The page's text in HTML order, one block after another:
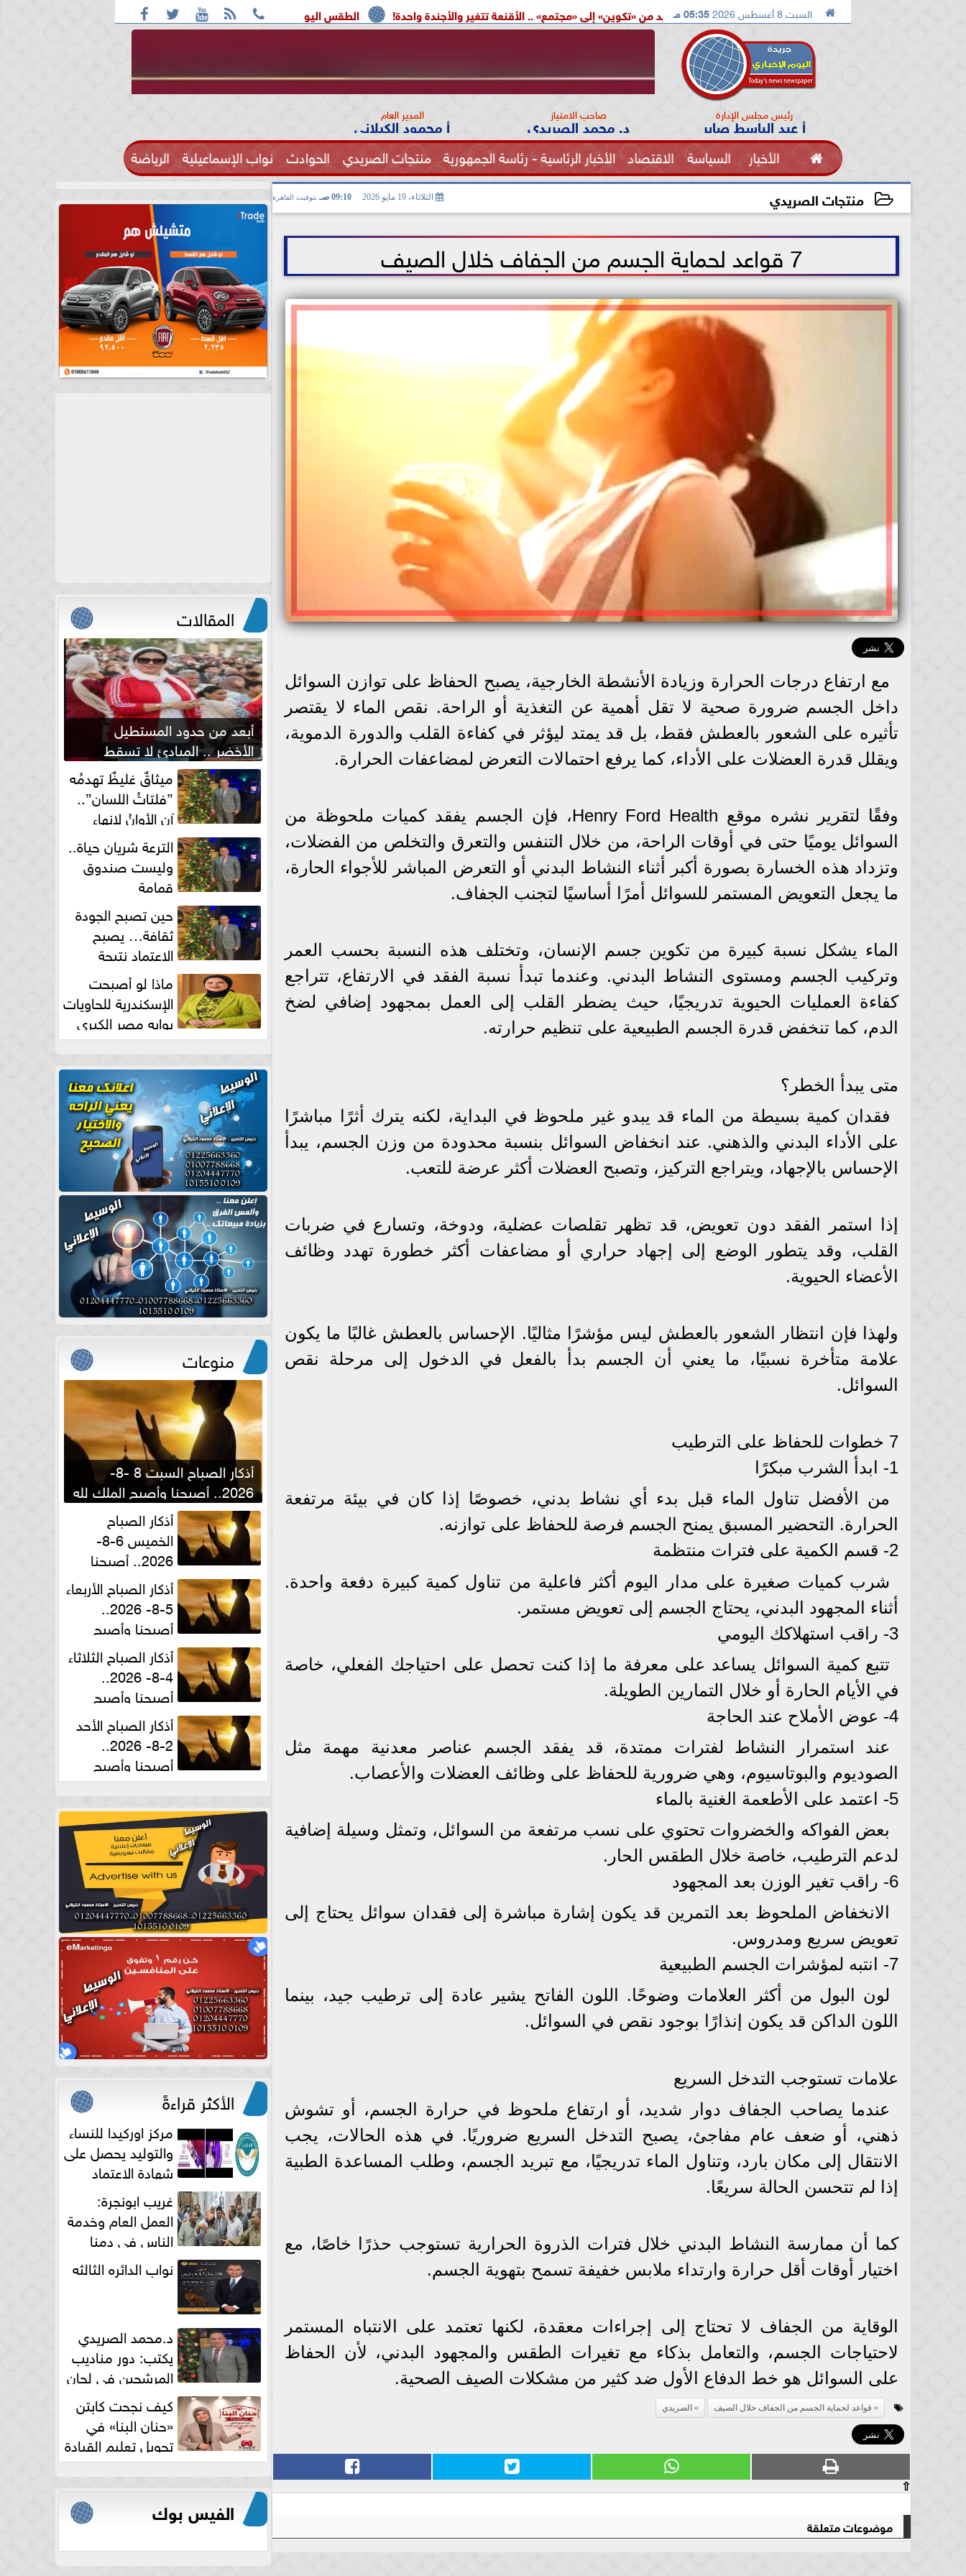
      السبت 8 أغسطس 2026 05:35 مـ الطقس اليوم.. شديد الحرارة بأغلب الأنحاء ورطوبة والمحسوسة بالقاهرة 38 درجة الدكتور محمد الصريدي يكشف المخطط الجديد من «تكوين» إلى «مجتمع» .. الأقنعة تتغير والأجندة واحدة!
رئيس مجلس الإدارة
أ عبد الباسط صابر صاحب الامتياز
د. محمد الصريدي المدير العام
أ محمود الكيلاني
 الأخبار السياسة الاقتصاد الأخبار الرئاسية - رئاسة الجمهورية منتجات الصريدي الحوادث نواب الإسماعيلية الرياضة
الفنون الصحة منتجات الصريدي الثلاثاء، 19 مايو 2026 09:10 صـ بتوقيت القاهرة
7 قواعد لحماية الجسم من الجفاف خلال الصيف
مع ارتفاع درجات الحرارة وزيادة الأنشطة الخارجية، يصبح الحفاظ على توازن السوائل
داخل الجسم ضرورة صحية لا تقل أهمية عن التغذية أو الراحة. نقص الماء لا يقتصر
تأثيره على الشعور بالعطش فقط، بل قد يمتد ليؤثر في كفاءة القلب والدورة الدموية،
ويقلل قدرة العضلات على الأداء، كما يرفع احتمالات التعرض لمضاعفات الحرارة.
وفقًا لتقرير نشره موقع Henry Ford Health، فإن الجسم يفقد كميات ملحوظة من
السوائل يوميًا حتى في أوقات الراحة، من خلال التنفس والتعرق والتخلص من الفضلات،
وتزداد هذه الخسارة بصورة أكبر أثناء النشاط البدني أو التعرض المباشر للأجواء الحارة،
ما يجعل التعويض المستمر للسوائل أمرًا أساسيًا لتجنب الجفاف.
الماء يشكل نسبة كبيرة من تكوين جسم الإنسان، وتختلف هذه النسبة بحسب العمر
وتركيب الجسم ومستوى النشاط البدني. وعندما تبدأ نسبة الفقد في الارتفاع، تتراجع
كفاءة العمليات الحيوية تدريجيًا، حيث يضطر القلب إلى العمل بمجهود إضافي لضخ
الدم، كما تنخفض قدرة الجسم الطبيعية على تنظيم حرارته.
متى يبدأ الخطر؟
فقدان كمية بسيطة من الماء قد يبدو غير ملحوظ في البداية، لكنه يترك أثرًا مباشرًا
على الأداء البدني والذهني. عند انخفاض السوائل بنسبة محدودة من وزن الجسم، يبدأ
الإحساس بالإجهاد، ويتراجع التركيز، وتصبح العضلات أكثر عرضة للتعب.
إذا استمر الفقد دون تعويض، قد تظهر تقلصات عضلية، ودوخة، وتسارع في ضربات
القلب، وقد يتطور الوضع إلى إجهاد حراري أو مضاعفات أكثر خطورة تهدد وظائف
الأعضاء الحيوية.
ولهذا فإن انتظار الشعور بالعطش ليس مؤشرًا مثاليًا. الإحساس بالعطش غالبًا ما يكون
علامة متأخرة نسبيًا، ما يعني أن الجسم بدأ بالفعل في الدخول إلى مرحلة نقص
السوائل.
7 خطوات للحفاظ على الترطيب
1- ابدأ الشرب مبكرًا
من الأفضل تناول الماء قبل بدء أي نشاط بدني، خصوصًا إذا كان في بيئة مرتفعة
الحرارة. التحضير المسبق يمنح الجسم فرصة للحفاظ على توازنه.
2- قسم الكمية على فترات منتظمة
شرب كميات صغيرة على مدار اليوم أكثر فاعلية من تناول كمية كبيرة دفعة واحدة.
أثناء المجهود البدني، يحتاج الجسم إلى تعويض مستمر.
3- راقب استهلاكك اليومي
تتبع كمية السوائل يساعد على معرفة ما إذا كنت تحصل على احتياجك الفعلي، خاصة
في الأيام الحارة أو خلال التمارين الطويلة.
4- عوض الأملاح عند الحاجة
عند استمرار النشاط لفترات ممتدة، قد يفقد الجسم عناصر معدنية مهمة مثل
الصوديوم والبوتاسيوم، وهي ضرورية للحفاظ على وظائف العضلات والأعصاب.
5- اعتمد على الأطعمة الغنية بالماء
بعض الفواكه والخضروات تحتوي على نسب مرتفعة من السوائل، وتمثل وسيلة إضافية
لدعم الترطيب، خاصة خلال الطقس الحار.
6- راقب تغير الوزن بعد المجهود
الانخفاض الملحوظ بعد التمرين قد يكون إشارة مباشرة إلى فقدان سوائل يحتاج إلى
تعويض سريع ومدروس.
7- انتبه لمؤشرات الجسم الطبيعية
لون البول من أكثر العلامات وضوحًا. اللون الفاتح يشير عادة إلى ترطيب جيد، بينما
اللون الداكن قد يكون إنذارًا بوجود نقص في السوائل.
علامات تستوجب التدخل السريع
عندما يصاحب الجفاف دوار شديد، أو ارتفاع ملحوظ في حرارة الجسم، أو تشوش
ذهني، أو ضعف عام مفاجئ، يصبح التدخل السريع ضروريًا. في هذه الحالات، يجب
الانتقال إلى مكان بارد، وتناول الماء تدريجيًا، مع تبريد الجسم، وطلب المساعدة الطبية
إذا لم تتحسن الحالة سريعًا.
كما أن ممارسة النشاط البدني خلال فترات الذروة الحرارية تستوجب حذرًا خاصًا، مع
اختيار أوقات أقل حرارة وارتداء ملابس خفيفة تسمح بتهوية الجسم.
الوقاية من الجفاف لا تحتاج إلى إجراءات معقدة، لكنها تعتمد على الانتباه المستمر
لاحتياجات الجسم، والتعامل بذكاء مع تغيرات الطقس والمجهود البدني، لأن الحفاظ
على السوائل هو خط الدفاع الأول ضد كثير من مشكلات الصيف الصحية.
قواعد لحماية الجسم من الجفاف خلال الصيف الصريدي
⇧
موضوعات متعلقة
المقالات
أبعد من حدود المستطيل
الأخضر .. المبادئ لا تسقط
بصفارة الحكم ميثاقٌ غليظٌ تهدمُه
”فلتاتُ اللسان”..
آن الأوانُ لإنهاءِ
فوضى الطلاق الشفهي!الترعة شريان حياة..
وليست صندوق
قمامة
حين تصبح الجودة
ثقافة… يصبح
الاعتماد نتيجة
طبيعية
ماذا لو أصبحت
الإسكندرية للحاويات
بوابه مصر الكبري
للتجارة العالمية بقلم د...
منوعات
أذكار الصباح السبت 8 -8-
2026.. أصبحنا وأصبح الملك لله
والحمد لله
أذكار الصباح
الخميس 6-8-
2026.. أصبحنا
وأصبح الملك لله والحمد لله
أذكار الصباح الأربعاء
5-8- 2026..
أصبحنا وأصبح
الملك لله والحمد للهأذكار الصباح الثلاثاء
4-8- 2026..
أصبحنا وأصبح
الملك لله والحمد للهأذكار الصباح الأحد
2-8- 2026..
أصبحنا وأصبح
الملك لله والحمد لله
الأكثر قراءةً
مركز اوركيدا للنساء
والتوليد يحصل على
شهادة الاعتماد
الكامل
غريب ابونجرة:
العمل العام وخدمة
الناس فى دمنا
نواب الدائره الثالثه
د.محمد الصريدي
يكتب: دور مناديب
المرشحين في لجان
الانتخابات
كيف نجحت كابتن
«حنان البنا» في
تحويل تعليم القيادة
النسائية من خوف...
الفيس بوك